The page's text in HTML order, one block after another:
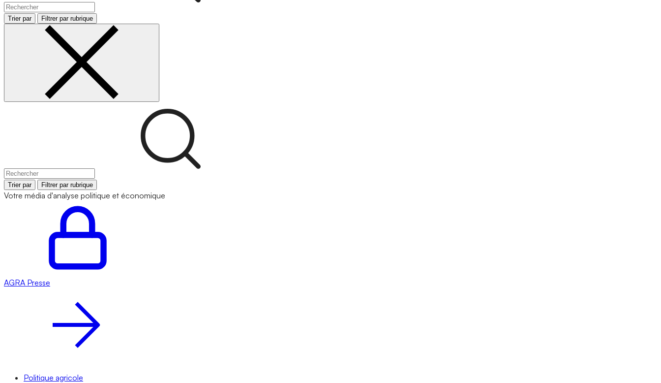
Trier par Filtrer par rubrique
Trier par Filtrer par rubrique
Votre média d'analyse politique et économique
AGRA Presse
Politique agricole